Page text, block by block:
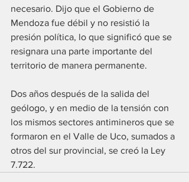
necesario. Dijo que el Gobierno de
Mendoza fue débil y no resistió la
presión política, lo que significó que se
resignara una parte importante del
territorio de manera permanente.
Dos años después de la salida del
geólogo, y en medio de la tensión con
los mismos sectores antimineros que se
formaron en el Valle de Uco, sumados a
otros del sur provincial, se creó la Ley
7.722.